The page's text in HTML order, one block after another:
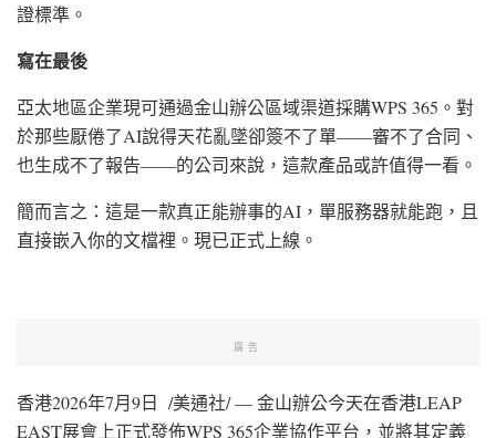
證標準。
寫在最後
亞太地區企業現可通過金山辦公區域渠道採購WPS 365。對
於那些厭倦了AI說得天花亂墜卻簽不了單——審不了合同、
也生成不了報告——的公司來說，這款產品或許值得一看。
簡而言之：這是一款真正能辦事的AI，單服務器就能跑，且
直接嵌入你的文檔裡。現已正式上線。
廣告
香港2026年7月9日 /美通社/ — 金山辦公今天在香港LEAP
EAST展會上正式發佈WPS 365企業協作平台，並將其定義